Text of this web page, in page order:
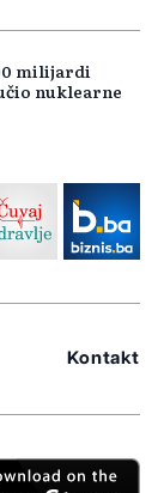
milijardi
nuklearne
Kontakt